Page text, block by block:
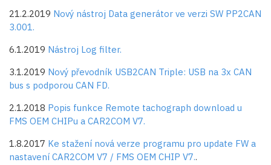
21.2.2019 Nový nástroj Data generátor ve verzi SW PP2CAN
3.001.
6.1.2019 Nástroj Log filter.
3.1.2019 Nový převodník USB2CAN Triple: USB na 3x CAN
bus s podporou CAN FD.
2.1.2018 Popis funkce Remote tachograph download u
FMS OEM CHIPu a CAR2COM V7.
1.8.2017 Ke stažení nová verze programu pro update FW a
nastavení CAR2COM V7 / FMS OEM CHIP V7..